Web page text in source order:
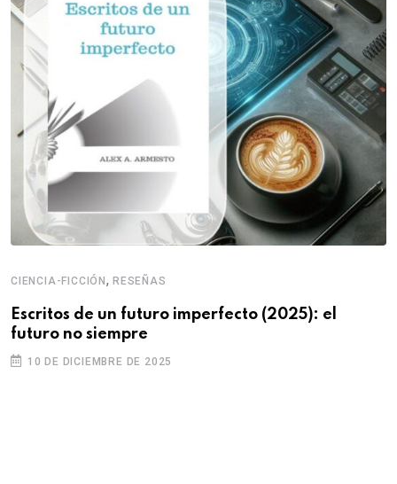
CIENCIA-FICCIÓN, RESEÑAS
Escritos de un futuro imperfecto (2025): el
futuro no siempre
10 DE DICIEMBRE DE 2025